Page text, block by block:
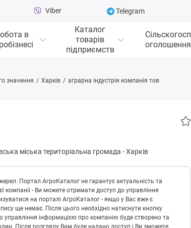
Viber Telegram
в
Каталог
товарів
підприємств
Сільскогосп
оголошення
значення Харків аграрна індустрія компанія тов
міська територіальна громада -Харків
Портал АгроКаталог не гарантує актуальність та
компанії - Ви можете отримати доступ до управління
на порталі АгроКаталог - якщо у Вас вже є
ще немає. Після цього необхідно натиснути кнопку
управління інформацією про компанію буде створено та
Після розгляду Вам буде надано доступ і Ви зможете